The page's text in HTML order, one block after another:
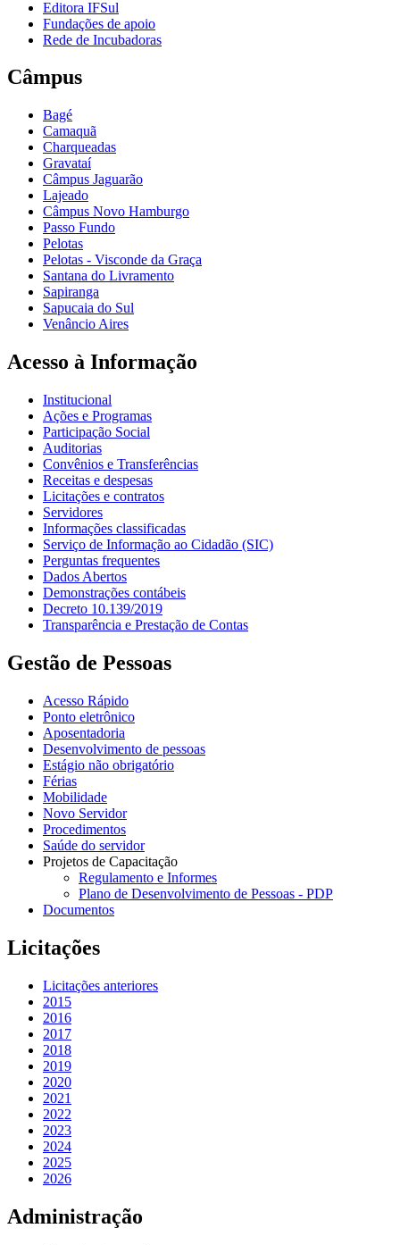
Editora IFSul
Fundações de apoio
Rede de Incubadoras
Câmpus
Bagé
Camaquã
Charqueadas
Gravataí
Câmpus Jaguarão
Lajeado
Câmpus Novo Hamburgo
Passo Fundo
Pelotas
Pelotas - Visconde da Graça
Santana do Livramento
Sapiranga
Sapucaia do Sul
Venâncio Aires
Acesso à Informação
Institucional
Ações e Programas
Participação Social
Auditorias
Convênios e Transferências
Receitas e despesas
Licitações e contratos
Servidores
Informações classificadas
Serviço de Informação ao Cidadão (SIC)
Perguntas frequentes
Dados Abertos
Demonstrações contábeis
Decreto 10.139/2019
Transparência e Prestação de Contas
Gestão de Pessoas
Acesso Rápido
Ponto eletrônico
Aposentadoria
Desenvolvimento de pessoas
Estágio não obrigatório
Férias
Mobilidade
Novo Servidor
Procedimentos
Saúde do servidor
Projetos de Capacitação
Regulamento e Informes
Plano de Desenvolvimento de Pessoas - PDP
Documentos
Licitações
Licitações anteriores
2015
2016
2017
2018
2019
2020
2021
2022
2023
2024
2025
2026
Administração